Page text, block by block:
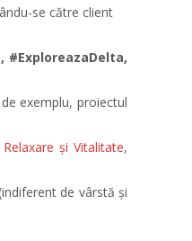
se către client
#ExploreazaDelta,
exemplu, proiectul
Relaxare și Vitalitate,
de vârstă și